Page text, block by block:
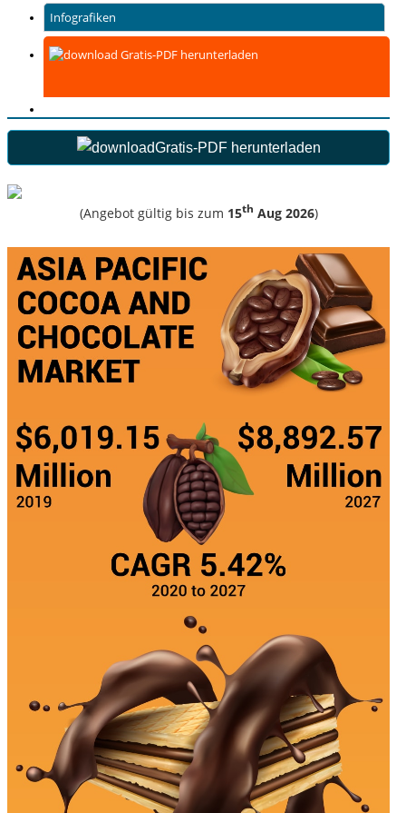
Infografiken
Gratis-PDF herunterladen
Gratis-PDF herunterladen
(Angebot gültig bis zum 15th Aug 2026)